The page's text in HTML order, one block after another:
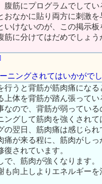
腹筋にプログラムでして
おなかに貼り両方に刺激
いけないのが、この掲示
分けてはだめでしょう
ニングされてはいかがで
行うと背筋が筋肉痛にな
上体を背筋が踏ん張って
なので、背筋が弱ってい
ングして筋肉を強くされ
の翌日、筋肉痛は感じら
痛が来る程に、筋肉がし
されています。
、筋肉が強くなります。
も向上しよりエネルギー